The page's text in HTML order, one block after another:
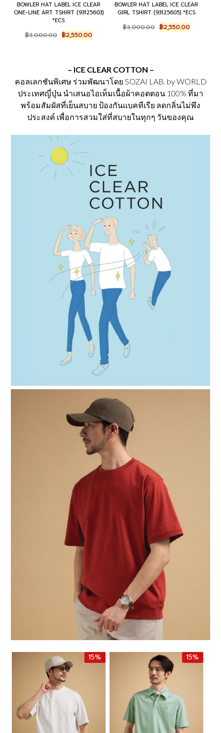
BOWLER HAT LABEL ICE CLEAR
ONE-LINE ART TSHIRT (93125603)
*ECS
฿3,000.00 O
r
a
l
p
r
i
e
w
s
0
.
0
.
฿2,550.00C
u
e
n
t
p
r
c
฿
2
,
5
5
0
0
0
BOWLER HAT LABEL ICE CLEAR
GIRL TSHIRT (93125605) *ECS
฿3,000.00 O
r
a
l
p
r
i
c
0
0
.
0
฿2,550.00C
u
t
p
r
i
c
e
– ICE CLEAR COTTON –
คอลเลกชันพิเศษ ร่วมพัฒนาโดย SOZAI LAB. by WORLD
ประเทศญี่ปุ่น นำเสนอไอเท็มเนื้อผ้าคอตตอน 100% ที่มา
พร้อมสัมผัสที่เย็นสบาย ป้องกันแบคทีเรีย ลดกลิ่นไม่พึง
ประสงค์ เพื่อการสวมใส่ที่สบายในทุกๆ วันของคุณ
15% 15%